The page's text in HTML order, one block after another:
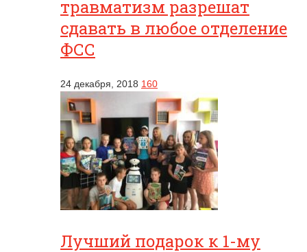
травматизм разрешат
сдавать в любое отделение
ФСС
24 декабря, 2018 160
Лучший подарок к 1-му